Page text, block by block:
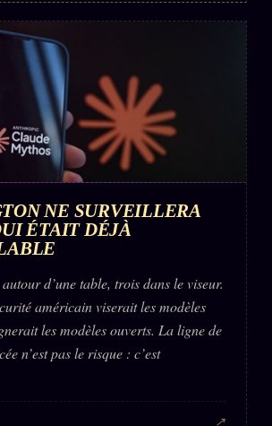
NE SURVEILLERA
ÉTAIT DÉJÀ
d’une table, trois dans le viseur.
américain viserait les modèles
les modèles ouverts. La ligne de
n’est pas le risque : c’est
↗